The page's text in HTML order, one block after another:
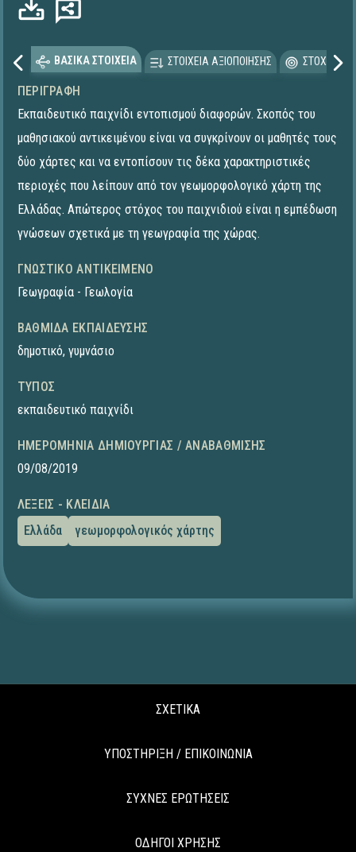
ΒΑΣΙΚΑ ΣΤΟΙΧΕΙΑ ΣΤΟΙΧΕΙΑ ΑΞΙΟΠΟΙΗΣΗΣ
ΠΕΡΙΓΡΑΦΉ
Εκπαιδευτικό παιχνίδι εντοπισμού διαφορών. Σκοπός του
μαθησιακού αντικειμένου είναι να συγκρίνουν οι μαθητές τους
δύο χάρτες και να εντοπίσουν τις δέκα χαρακτηριστικές
περιοχές που λείπουν από τον γεωμορφολογικό χάρτη της
Ελλάδας. Απώτερος στόχος του παιχνιδιού είναι η εμπέδωση
γνώσεων σχετικά με τη γεωγραφία της χώρας.
ΓΝΩΣΤΙΚΌ ΑΝΤΙΚΕΊΜΕΝΟ
Γεωγραφία - Γεωλογία
ΒΑΘΜΊΔΑ ΕΚΠΑΊΔΕΥΣΗΣ
δημοτικό, γυμνάσιο
ΤΎΠΟΣ
εκπαιδευτικό παιχνίδι
ΗΜΕΡΟΜΗΝΊΑ ΔΗΜΙΟΥΡΓΊΑΣ / ΑΝΑΒΆΘΜΙΣΗΣ
09/08/2019
ΛΈΞΕΙΣ - ΚΛΕΙΔΙΆ
Ελλάδα
γεωμορφολογικός χάρτης
ΣΧΕΤΙΚΑ
ΥΠΟΣΤΗΡΙΞΗ / ΕΠΙΚΟΙΝΩΝΙΑ
ΣΥΧΝΕΣ ΕΡΩΤΗΣΕΙΣ
ΟΔΗΓΟΙ ΧΡΗΣΗΣ